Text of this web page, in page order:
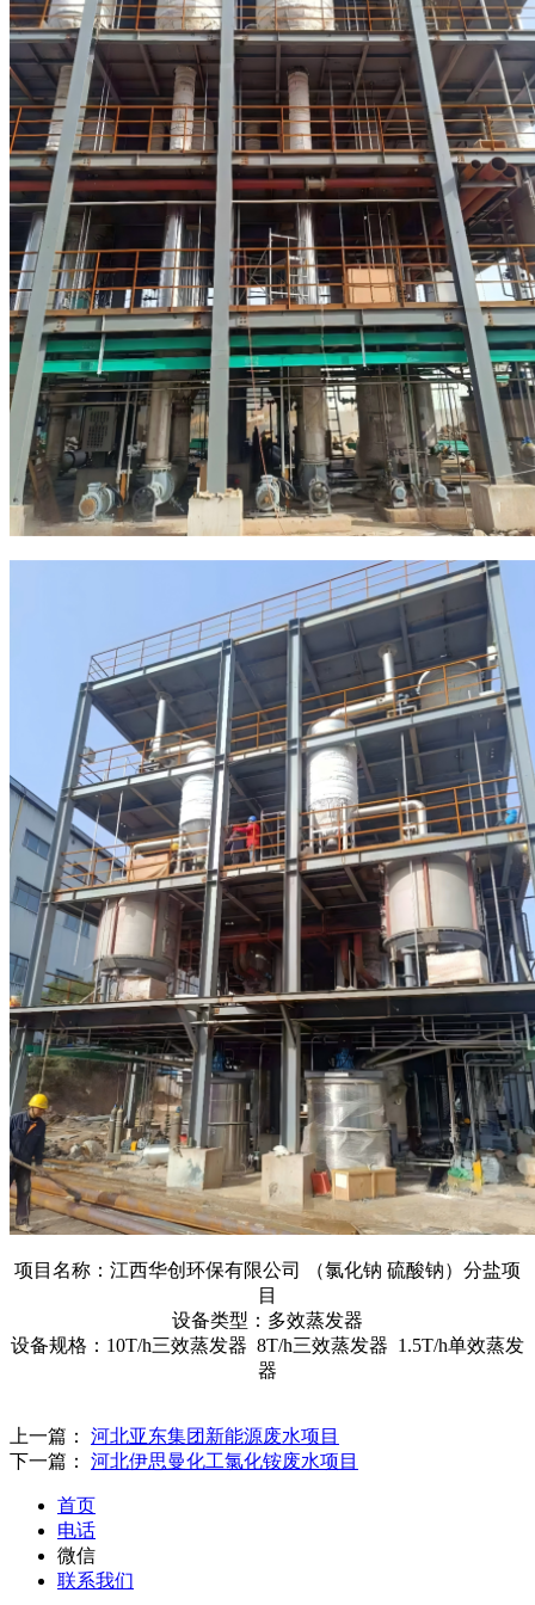
项目名称：江西华创环保有限公司 （氯化钠 硫酸钠）分盐项
目
设备类型：多效蒸发器
设备规格：10T/h三效蒸发器 8T/h三效蒸发器 1.5T/h单效蒸发
器
上一篇： 河北亚东集团新能源废水项目
下一篇： 河北伊思曼化工氯化铵废水项目
首页
电话
微信
联系我们